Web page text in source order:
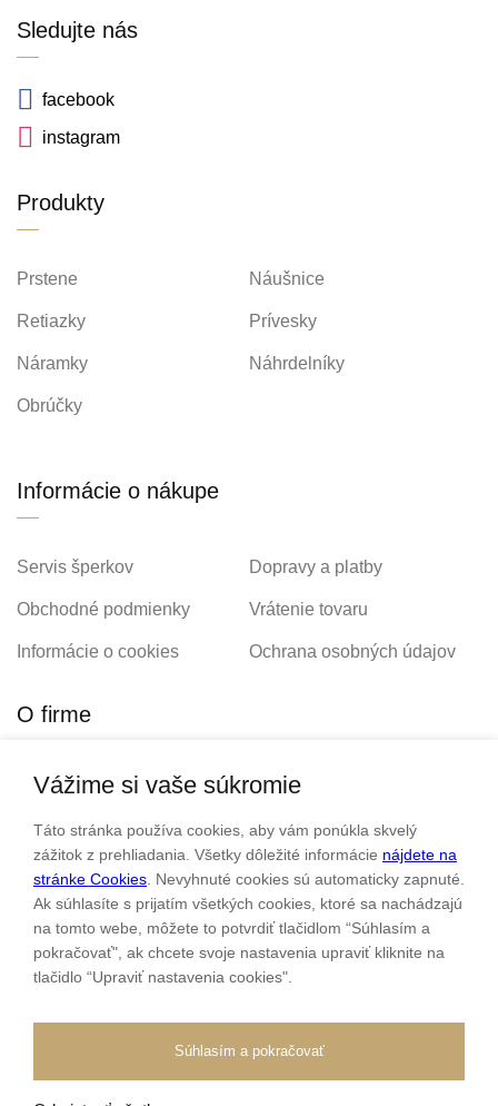
Sledujte nás
facebook
instagram
Produkty
Prstene Náušnice
Retiazky Prívesky
Náramky Náhrdelníky
Obrúčky
Informácie o nákupe
Servis šperkov Dopravy a platby
Obchodné podmienky Vrátenie tovaru
Informácie o cookies Ochrana osobných údajov
O firme
Personalizovaný šperk O nás
Kontakt
Sme rodinná firma a zameriavame sa na predaj hodiniek a
šperkov od roku 1994.
Pozrite sa na naše ďaľšie web stránky.
Vážime si vaše súkromie
Táto stránka používa cookies, aby vám ponúkla skvelý
zážitok z prehliadania. Všetky dôležité informácie nájdete na
stránke Cookies . Nevyhnuté cookies sú automaticky zapnuté.
Ak súhlasíte s prijatím všetkých cookies, ktoré sa nachádzajú
na tomto webe, môžete to potvrdiť tlačidlom “Súhlasím a
pokračovať", ak chcete svoje nastavenia upraviť kliknite na
tlačidlo “Upraviť nastavenia cookies".
Súhlasím a pokračovať